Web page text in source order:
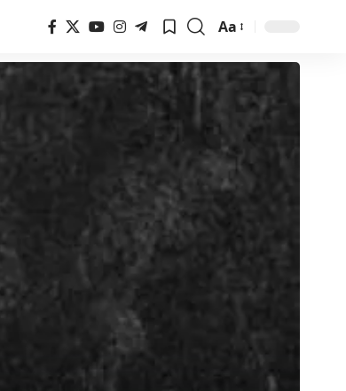
Font
Resizer
Aa